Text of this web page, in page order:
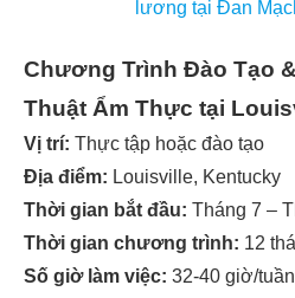
Chương Trình Đào Tạo
Thuật Ẩm Thực tại
Vị trí: Thực tập hoặc đào tạo
Địa điểm: Louisville, Kentucky
Thời gian bắt đầu: Tháng 7 –
Thời gian chương trình: 12
Số giờ làm việc: 32-40 giờ/tuần